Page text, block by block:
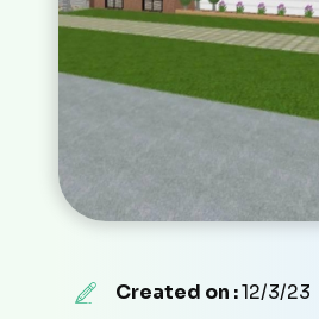
Created on :12/3/23